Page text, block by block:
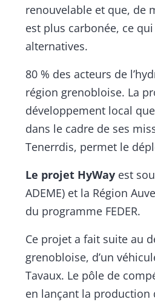
renouvelable et que, de
est plus carbonée, ce
alternatives.
80 % des acteurs de
région grenobloise. La
développement local
dans le cadre de ses
Tenerrdis, permet le
Le projet HyWay est
ADEME) et la Région
du programme FEDER.
Ce projet a fait suite au
grenobloise, d’un
Tavaux. Le pôle de
en lançant la production